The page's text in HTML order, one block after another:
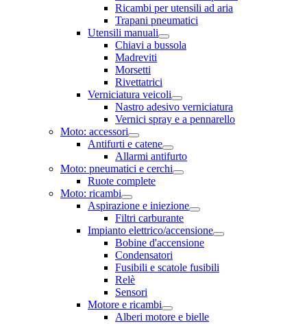
Ricambi per utensili ad aria
Trapani pneumatici
Utensili manuali
Chiavi a bussola
Madreviti
Morsetti
Rivettatrici
Verniciatura veicoli
Nastro adesivo verniciatura
Vernici spray e a pennarello
Moto: accessori
Antifurti e catene
Allarmi antifurto
Moto: pneumatici e cerchi
Ruote complete
Moto: ricambi
Aspirazione e iniezione
Filtri carburante
Impianto elettrico/accensione
Bobine d'accensione
Condensatori
Fusibili e scatole fusibili
Relè
Sensori
Motore e ricambi
Alberi motore e bielle